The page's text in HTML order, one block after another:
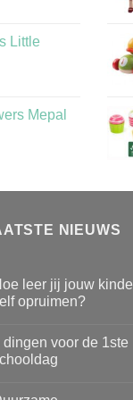
Little
Mepal
NIEUWS
leer jij jouw
opruimen?
dingen voor de 1ste